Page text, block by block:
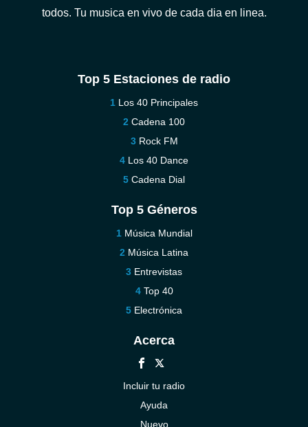
todos. Tu musica en vivo de cada dia en linea.
Top 5 Estaciones de radio
Los 40 Principales
Cadena 100
Rock FM
Los 40 Dance
Cadena Dial
Top 5 Géneros
Música Mundial
Música Latina
Entrevistas
Top 40
Electrónica
Acerca
Incluir tu radio
Ayuda
Nuevo